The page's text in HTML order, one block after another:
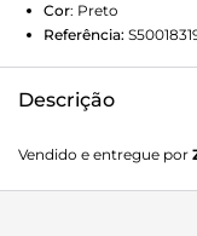
Cor: Preto
Referência:
Descrição
bolsa feminina se
vazada com cristais.
Vendido e entregue por